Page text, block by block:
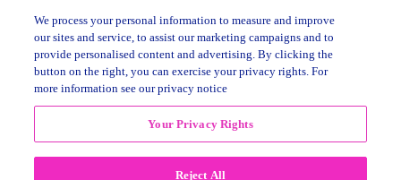
Infraestrutura como Serviço:
Escalabilidade com Data Centers
Your Privacy Rights
Reject All